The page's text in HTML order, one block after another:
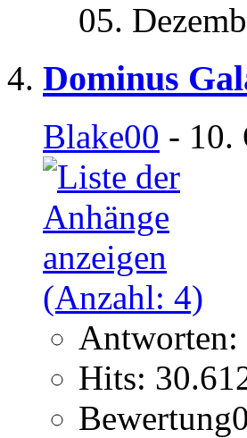
05.
Dominus
Blake00 - 10.
Antworten:
Hits: